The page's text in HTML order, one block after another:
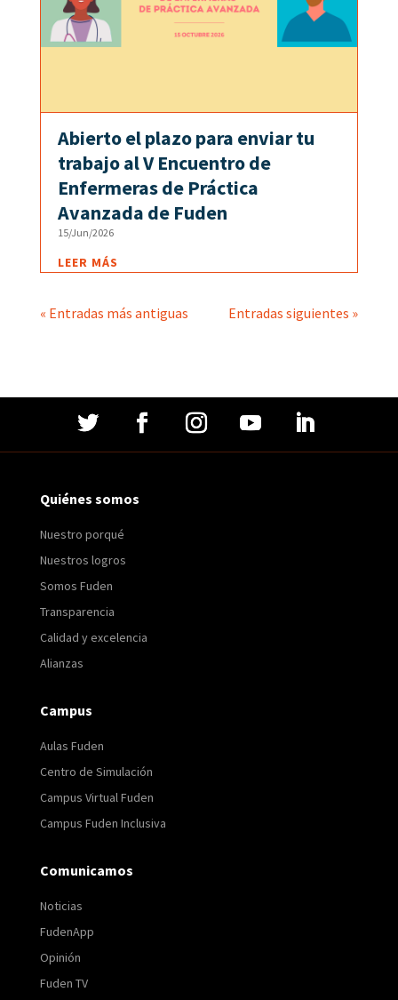
Abierto el plazo para enviar tu
trabajo al V Encuentro de
Enfermeras de Práctica
Avanzada de Fuden
15/Jun/2026
LEER MÁS
« Entradas más antiguas Entradas siguientes »
Quiénes somos
Nuestro porqué
Nuestros logros
Somos Fuden
Transparencia
Calidad y excelencia
Alianzas
Campus
Aulas Fuden
Centro de Simulación
Campus Virtual Fuden
Campus Fuden Inclusiva
Comunicamos
Noticias
FudenApp
Opinión
Fuden TV